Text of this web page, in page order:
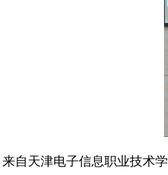
天津电子信息职业技术学